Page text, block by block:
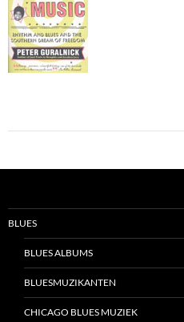
BLUES
BLUES ALBUMS
BLUESMUZIKANTEN
CHICAGO BLUES MUZIEK